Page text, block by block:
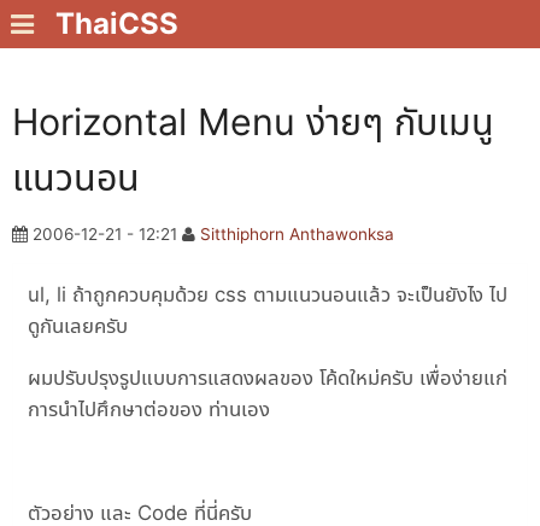
ThaiCSS
Horizontal Menu ง่ายๆ กับเมนู
แนวนอน
2006-12-21 - 12:21 Sitthiphorn Anthawonksa
ul, li ถ้าถูกควบคุมด้วย css ตามแนวนอนแล้ว จะเป็นยังไง ไป
ดูกันเลยครับ
ผมปรับปรุงรูปแบบการแสดงผลของ โค้ดใหม่ครับ เพื่อง่ายแก่
การนำไปศึกษาต่อของ ท่านเอง
ตัวอย่าง และ Code ที่นี่ครับ